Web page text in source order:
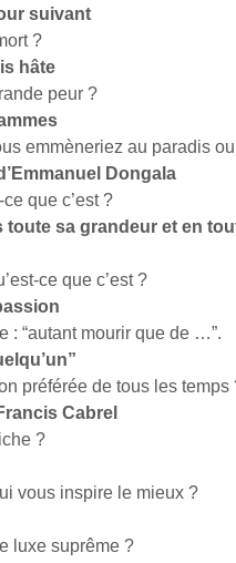
suivant
?
hâte
peur ?
emmèneriez au paradis
Dongala
que c’est ?
toute sa grandeur et en
ce que c’est ?
: “autant mourir que de …”.
préférée de tous les temps
Cabrel
?
vous inspire le mieux ?
luxe suprême ?